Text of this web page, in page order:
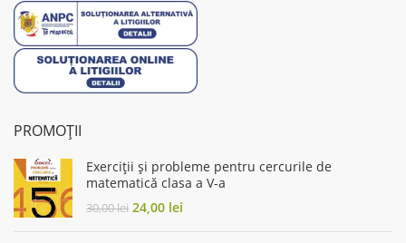
PROMOȚII
Exerciții și probleme pentru cercurile de
matematică clasa a V-a
30,00lei Original
24,00 lei